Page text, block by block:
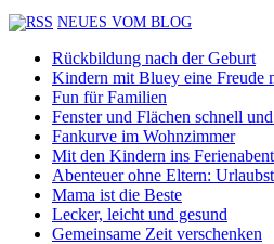
NEUES VOM BLOG
Rückbildung nach der Geburt
Kindern mit Bluey eine Freude
Fun für Familien
Fenster und Flächen schnell
Fankurve im Wohnzimmer
Mit den Kindern ins
Abenteuer ohne Eltern:
Mama ist die Beste
Lecker, leicht und gesund
Gemeinsame Zeit verschenken